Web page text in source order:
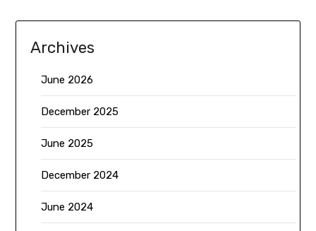
Archives
June 2026
December 2025
June 2025
December 2024
June 2024